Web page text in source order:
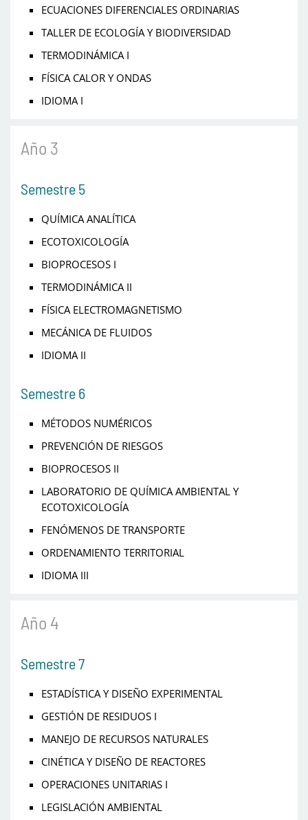
ECUACIONES DIFERENCIALES ORDINARIAS
TALLER DE ECOLOGÍA Y BIODIVERSIDAD
TERMODINÁMICA I
FÍSICA CALOR Y ONDAS
IDIOMA I
Año 3
Semestre 5
QUÍMICA ANALÍTICA
ECOTOXICOLOGÍA
BIOPROCESOS I
TERMODINÁMICA II
FÍSICA ELECTROMAGNETISMO
MECÁNICA DE FLUIDOS
IDIOMA II
Semestre 6
MÉTODOS NUMÉRICOS
PREVENCIÓN DE RIESGOS
BIOPROCESOS II
LABORATORIO DE QUÍMICA AMBIENTAL Y
ECOTOXICOLOGÍA
FENÓMENOS DE TRANSPORTE
ORDENAMIENTO TERRITORIAL
IDIOMA III
Año 4
Semestre 7
ESTADÍSTICA Y DISEÑO EXPERIMENTAL
GESTIÓN DE RESIDUOS I
MANEJO DE RECURSOS NATURALES
CINÉTICA Y DISEÑO DE REACTORES
OPERACIONES UNITARIAS I
LEGISLACIÓN AMBIENTAL